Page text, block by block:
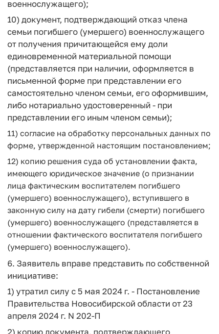
военнослужащего);
10) документ, подтверждающий отказ члена
семьи погибшего (умершего) военнослужащего
от получения причитающейся ему доли
единовременной материальной помощи
(представляется при наличии, оформляется в
письменной форме при представлении его
самостоятельно членом семьи, его оформившим,
либо нотариально удостоверенный - при
представлении его иным членом семьи);
11) согласие на обработку персональных данных по
форме, утвержденной настоящим постановлением;
12) копию решения суда об установлении факта,
имеющего юридическое значение (о признании
лица фактическим воспитателем погибшего
(умершего) военнослужащего), вступившего в
законную силу на дату гибели (смерти) погибшего
(умершего) военнослужащего (представляется в
отношении фактического воспитателя погибшего
(умершего) военнослужащего).
6. Заявитель вправе представить по собственной
инициативе:
1) утратил силу с 5 мая 2024 г. - Постановление
Правительства Новосибирской области от 23
апреля 2024 г. N 202-П
2) копию документа, подтверждающего